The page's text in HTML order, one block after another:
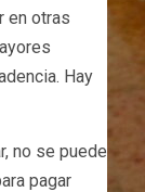
en otras
Hay
no se puede
pagar